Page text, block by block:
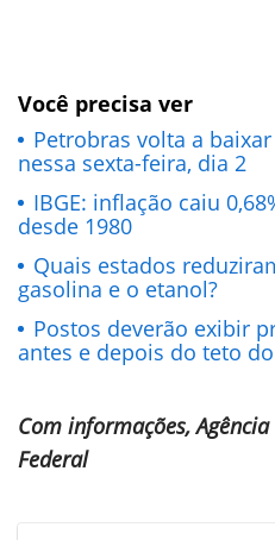
Você precisa ver
Petrobras volta a
nessa sexta-feira, dia 2
IBGE: inflação caiu
desde 1980
Quais estados
gasolina e o etanol?
Postos deverão exibir
antes e depois do teto do
Com informações,
Federal